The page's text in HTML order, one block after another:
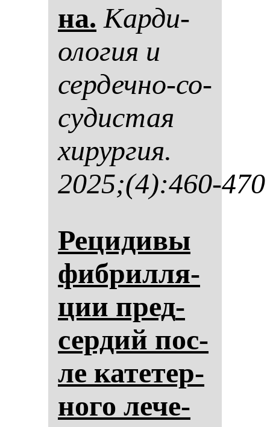
на. Кар­ди­
оло­гия и
сер­деч­но-со­
су­дис­тая
хи­рур­гия.
2025;(4):460-470
Ре­ци­ди­вы
фиб­рил­ля­
ции пред­
сер­дий пос­
ле ка­те­тер­
но­го ле­че­